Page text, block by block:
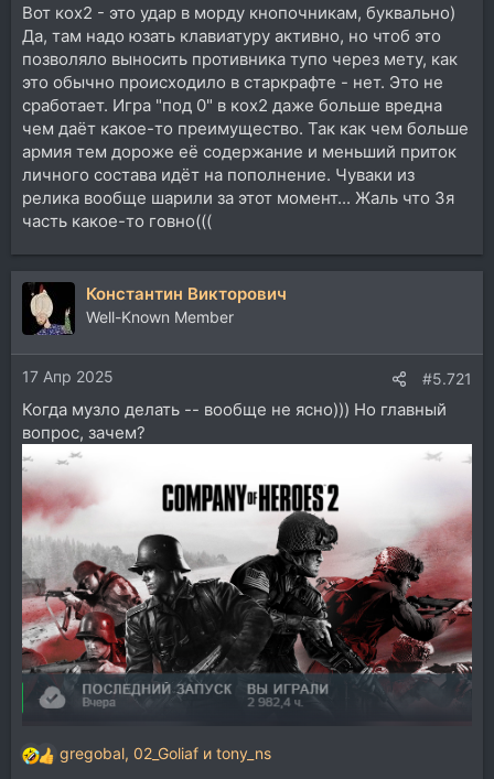
Вот кох2 - это удар в морду кнопочникам, буквально)
Да, там надо юзать клавиатуру активно, но чтоб это
позволяло выносить противника тупо через мету, как
это обычно происходило в старкрафте - нет. Это не
сработает. Игра "под 0" в кох2 даже больше вредна
чем даёт какое-то преимущество. Так как чем больше
армия тем дороже её содержание и меньший приток
личного состава идёт на пополнение. Чуваки из
релика вообще шарили за этот момент... Жаль что 3я
часть какое-то говно(((
Константин Викторович
Well-Known Member
17 Апр 2025 #5.721
Когда музло делать -- вообще не ясно))) Но главный
вопрос, зачем?
Р
gregobal, 02_Goliaf и tony_ns